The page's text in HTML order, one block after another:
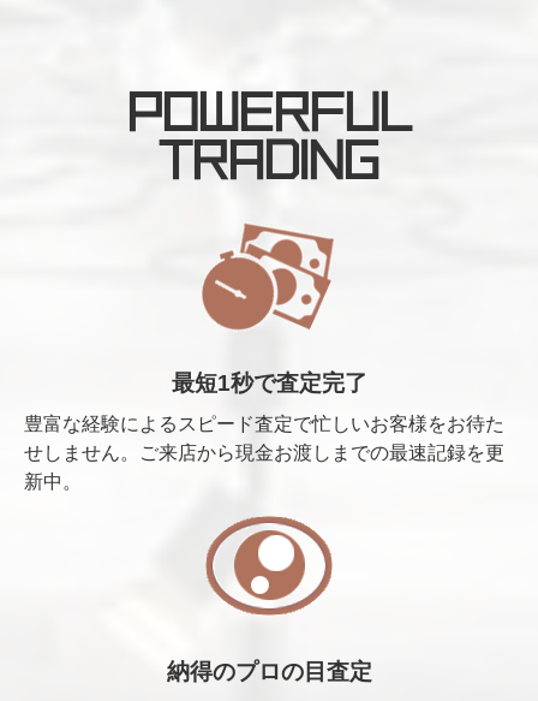
POWERFUL
TRADING
最短1秒で査定完了
豊富な経験によるスピード査定で忙しいお客様をお待た
せしません。ご来店から現金お渡しまでの最速記録を更
新中。
納得のプロの目査定